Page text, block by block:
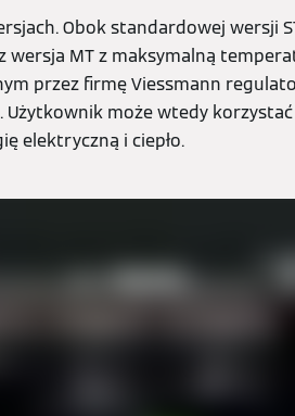
Obok standardowej wersji
MT z maksymalną
przez firmę Viessmann
Użytkownik może wtedy
elektryczną i ciepło.